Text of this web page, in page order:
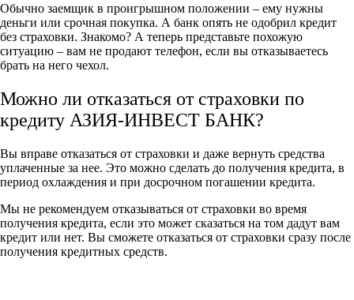
Обычно заемщик в проигрышном положении – ему нужны
деньги или срочная покупка. А банк опять не одобрил кредит
без страховки. Знакомо? А теперь представьте похожую
ситуацию – вам не продают телефон, если вы отказываетесь
брать на него чехол.
Можно ли отказаться от страховки по
кредиту АЗИЯ-ИНВЕСТ БАНК?
Вы вправе отказаться от страховки и даже вернуть средства
уплаченные за нее. Это можно сделать до получения кредита, в
период охлаждения и при досрочном погашении кредита.
Мы не рекомендуем отказываться от страховки во время
получения кредита, если это может сказаться на том дадут вам
кредит или нет. Вы сможете отказаться от страховки сразу после
получения кредитных средств.